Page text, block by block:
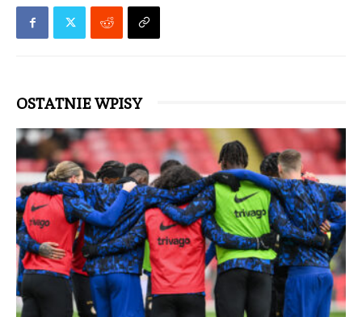
OSTATNIE WPISY